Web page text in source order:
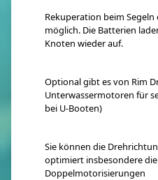
Rekuperation beim
möglich. Die Batterien
Knoten wieder auf.
Optional gibt es von Rim
Unterwassermotoren für
bei U-Booten)
Sie können die
optimiert insbesondere
Doppelmotorisierungen